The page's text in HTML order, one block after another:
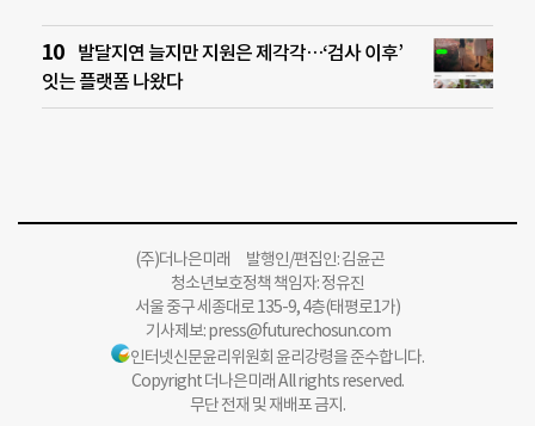
발달지연 늘지만 지원은 제각각…‘검사 이후’
잇는 플랫폼 나왔다
(주)더나은미래 발행인/편집인: 김윤곤
청소년보호정책 책임자: 정유진
서울 중구 세종대로 135-9, 4층(태평로1가)
기사제보:press@futurechosun.com
인터넷신문윤리위원회 윤리강령을 준수합니다.
Copyright 더나은미래 All rights reserved.
무단 전재 및 재배포 금지.